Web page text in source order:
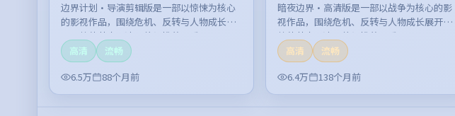
边界计划·导演剪辑版是一部以惊悚为核心
的影视作品，围绕危机、反转与人物成长展
开，整体节奏紧凑，值得推荐观看。
高清
流畅
6.5万
88个月前
暗夜边界·高清版是一部以战争为核心的影
视作品，围绕危机、反转与人物成长展开，
整体节奏紧凑，值得推荐观看。
高清
流畅
6.4万
138个月前